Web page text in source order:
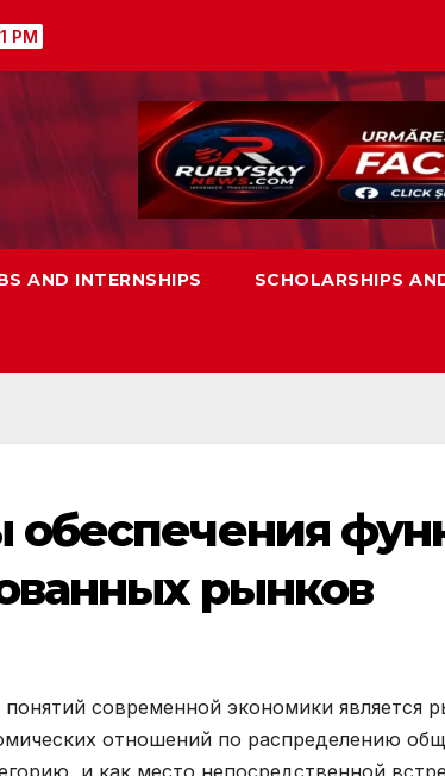
PM
AND INTERNSHIPS SCHOLARSHIPS
обеспечения
рынков
современной экономики является
отношений по распределению